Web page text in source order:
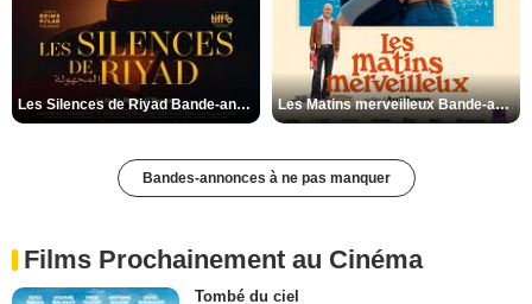
Les Silences de Riyad Bande-annonce VO STFR Les Matins merveilleux Bande-annonce VF
Bandes-annonces à ne pas manquer
Films Prochainement au Cinéma
Tombé du ciel